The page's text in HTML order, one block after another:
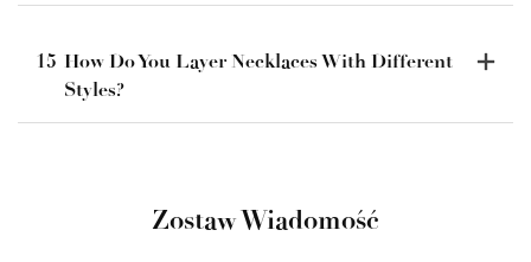
15 How Do You Layer Necklaces With Different
Styles?
Zostaw Wiadomość